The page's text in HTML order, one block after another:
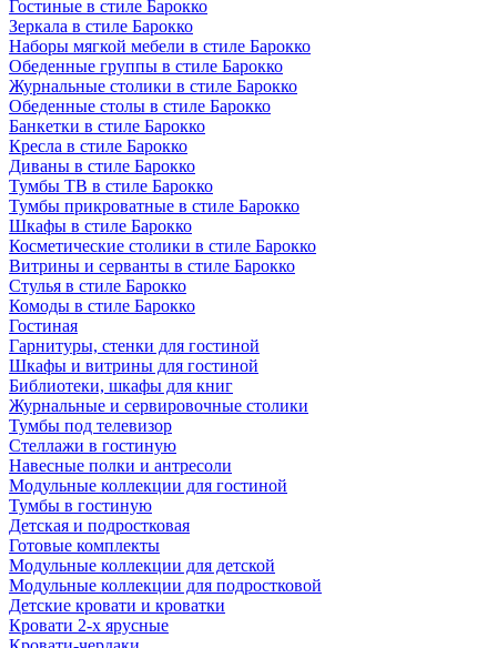
Гостиные в стиле Барокко
Зеркала в стиле Барокко
Наборы мягкой мебели в стиле Барокко
Обеденные группы в стиле Барокко
Журнальные столики в стиле Барокко
Обеденные столы в стиле Барокко
Банкетки в стиле Барокко
Кресла в стиле Барокко
Диваны в стиле Барокко
Тумбы ТВ в стиле Барокко
Тумбы прикроватные в стиле Барокко
Шкафы в стиле Барокко
Косметические столики в стиле Барокко
Витрины и серванты в стиле Барокко
Стулья в стиле Барокко
Комоды в стиле Барокко
Гостиная
Гарнитуры, стенки для гостиной
Шкафы и витрины для гостиной
Библиотеки, шкафы для книг
Журнальные и сервировочные столики
Тумбы под телевизор
Стеллажи в гостиную
Навесные полки и антресоли
Модульные коллекции для гостиной
Тумбы в гостиную
Детская и подростковая
Готовые комплекты
Модульные коллекции для детской
Модульные коллекции для подростковой
Детские кровати и кроватки
Кровати 2-х ярусные